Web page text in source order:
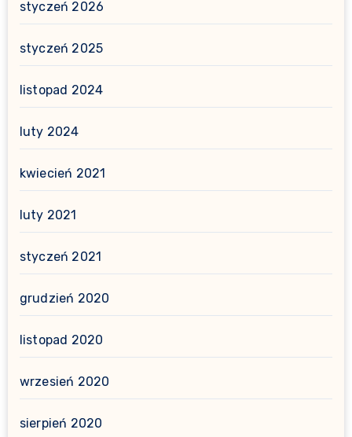
styczeń 2026
styczeń 2025
listopad 2024
luty 2024
kwiecień 2021
luty 2021
styczeń 2021
grudzień 2020
listopad 2020
wrzesień 2020
sierpień 2020